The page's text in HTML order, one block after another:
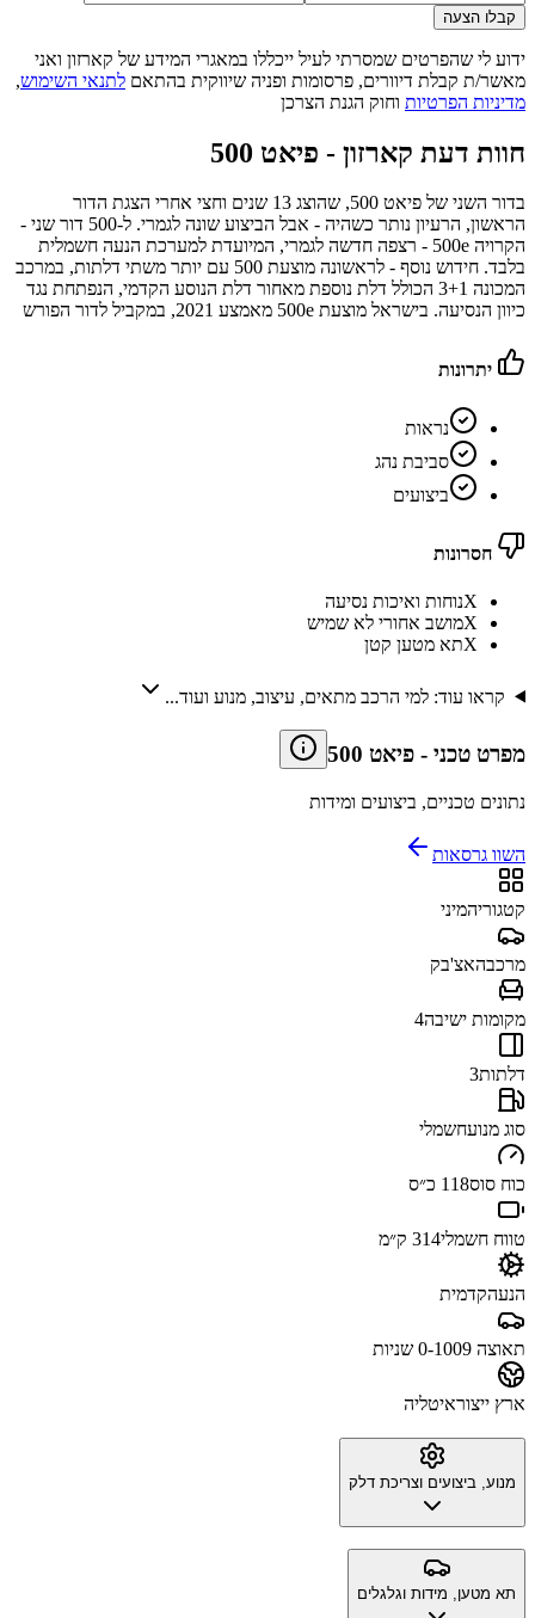
קבלו הצעה
ידוע לי שהפרטים שמסרתי לעיל ייכללו במאגרי המידע של קארזון ואני
מאשר/ת קבלת דיוורים, פרסומות ופניה שיווקית בהתאם לתנאי השימוש,
מדיניות הפרטיות וחוק הגנת הצרכן
חוות דעת קארזון - פיאט 500
בדור השני של פיאט 500, שהוצג 13 שנים וחצי אחרי הצגת הדור
הראשון, הרעיון נותר כשהיה - אבל הביצוע שונה לגמרי. ל-500 דור שני -
הקרויה 500e - רצפה חדשה לגמרי, המיועדת למערכת הנעה חשמלית
בלבד. חידוש נוסף - לראשונה מוצעת 500 עם יותר משתי דלתות, במרכב
המכונה 3+1 הכולל דלת נוספת מאחור דלת הנוסע הקדמי, הנפתחת נגד
כיוון הנסיעה. בישראל מוצעת 500e מאמצע 2021, במקביל לדור הפורש
יתרונות
נראות
סביבת נהג
ביצועים
חסרונות
Xנוחות ואיכות נסיעה
Xמושב אחורי לא שמיש
Xתא מטען קטן
קראו עוד: למי הרכב מתאים, עיצוב, מנוע ועוד...
מפרט טכני - פיאט 500
נתונים טכניים, ביצועים ומידות
השוו גרסאות
קטגוריהמיני
מרכבהאצ'בק
מקומות ישיבה4
דלתות3
סוג מנועחשמלי
כוח סוס118 כ״ס
טווח חשמלי314 ק״מ
הנעהקדמית
תאוצה 0-100 9 שניות
ארץ ייצוראיטליה
מנוע, ביצועים וצריכת דלק
תא מטען, מידות וגלגלים